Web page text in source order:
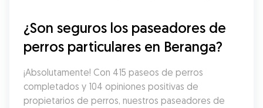
¿Son seguros los paseadores de
perros particulares en Beranga?
¡Absolutamente! Con 415 paseos de perros
completados y 104 opiniones positivas de
propietarios de perros, nuestros paseadores de